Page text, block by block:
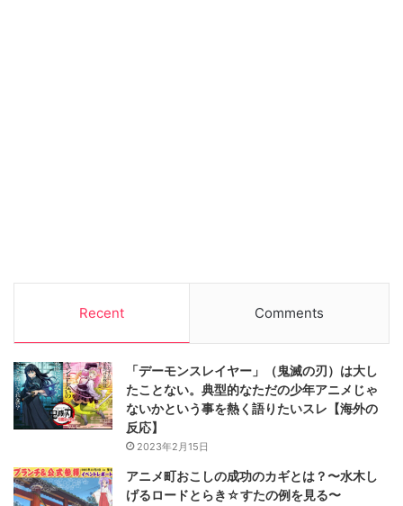
Recent Comments
「デーモンスレイヤー」（鬼滅の刃）は大し
たことない。典型的なただの少年アニメじゃ
ないかという事を熱く語りたいスレ【海外の
反応】
2023年2月15日
アニメ町おこしの成功のカギとは？〜水木し
げるロードとらき☆すたの例を見る〜